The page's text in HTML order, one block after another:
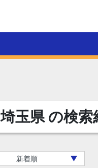
埼玉県 の検索